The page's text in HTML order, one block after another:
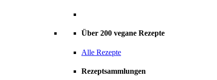
Über 200 vegane Rezepte
Alle Rezepte
Rezeptsammlungen